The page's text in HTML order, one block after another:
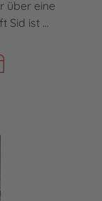
über eine
Sid ist ...